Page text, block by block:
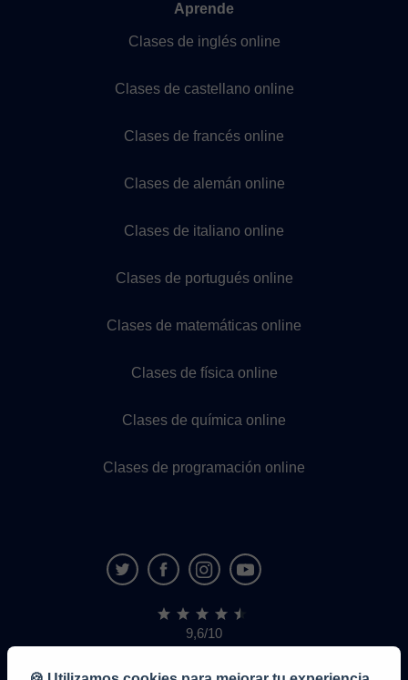
Aprende
Clases de inglés online
Clases de castellano online
Clases de francés online
Clases de alemán online
Clases de italiano online
Clases de portugués online
Clases de matemáticas online
Clases de física online
Clases de química online
Clases de programación online
9,6/10
1.339.284
de